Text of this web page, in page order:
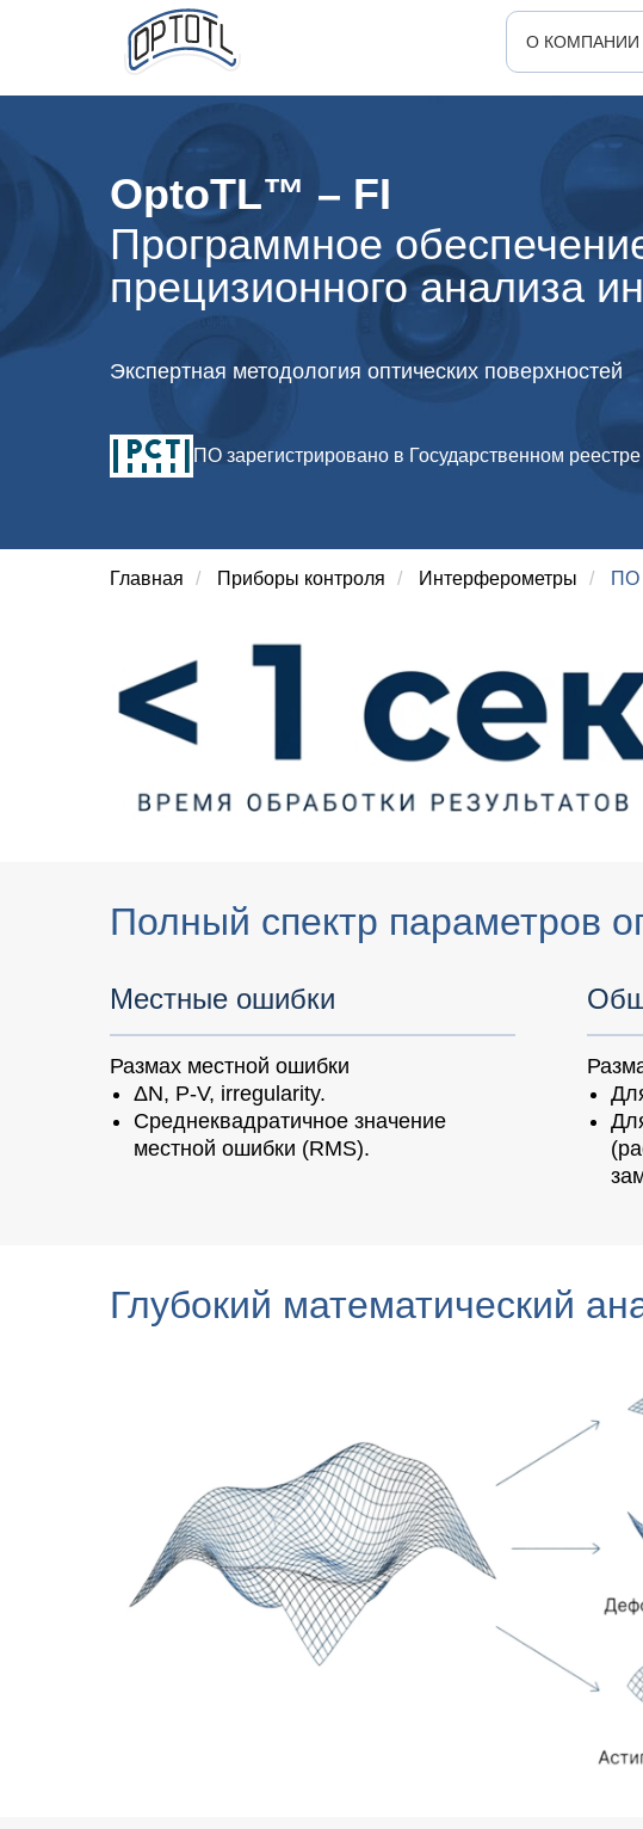
О КОМПАНИИ
OptoTL™ – FI
Программное
прецизионного анализа
Экспертная методология оптических поверхностей
ПО зарегистрировано в Государственном
Главная / Приборы контроля / Интерферометры / ПО
Полный спектр параметров
Местные ошибки
Размах местной ошибки
ΔN, P-V, irregularity.
Среднеквадратичное значение
местной ошибки (RMS).
Глубокий математический